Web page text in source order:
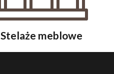
Stelaże meblowe